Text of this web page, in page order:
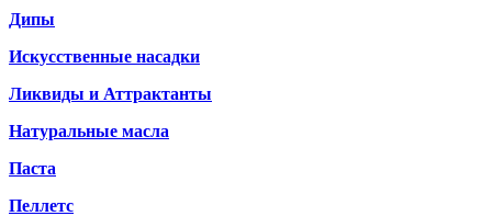
Дипы
Искусственные насадки
Ликвиды и Аттрактанты
Натуральные масла
Паста
Пеллетс